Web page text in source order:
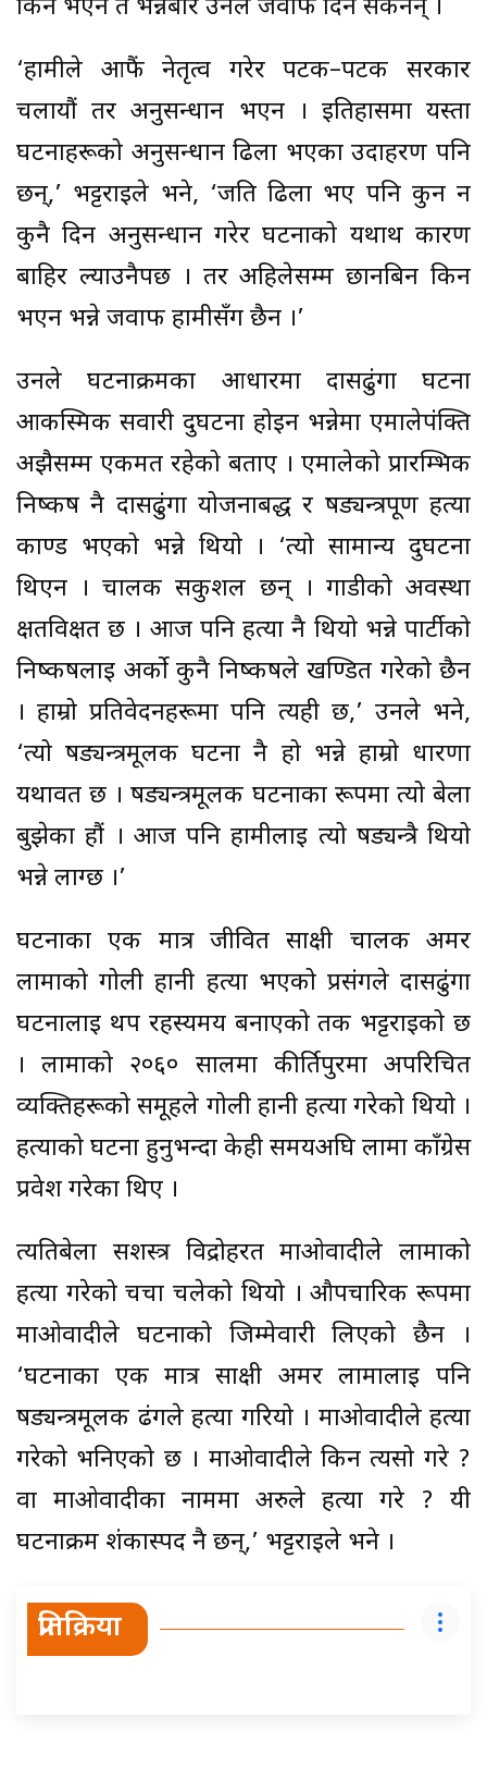
किन भएन त भन्नेबारे उनले जवाफ दिन सकेनन् ।
‘हामीले आफैं नेतृत्व गरेर पटक–पटक सरकार
चलायौं तर अनुसन्धान भएन । इतिहासमा यस्ता
घटनाहरूको अनुसन्धान ढिला भएका उदाहरण पनि
छन्,’ भट्टराईले भने, ‘जति ढिला भए पनि कुन न
कुनै दिन अनुसन्धान गरेर घटनाको यथार्थ कारण
बाहिर ल्याउनैपर्छ । तर अहिलेसम्म छानबिन किन
भएन भन्ने जवाफ हामीसँग छैन ।’
उनले घटनाक्रमका आधारमा दासढुंगा घटना
आकस्मिक सवारी दुर्घटना होइन भन्नेमा एमालेपंक्ति
अझैसम्म एकमत रहेको बताए । एमालेको प्रारम्भिक
निष्कर्ष नै दासढुंगा योजनाबद्ध र षड्यन्त्रपूर्ण हत्या
काण्ड भएको भन्ने थियो । ‘त्यो सामान्य दुर्घटना
थिएन । चालक सकुशल छन् । गाडीको अवस्था
क्षतविक्षत छ । आज पनि हत्या नै थियो भन्ने पार्टीको
निष्कर्षलाई अर्को कुनै निष्कर्षले खण्डित गरेको छैन
। हाम्रो प्रतिवेदनहरूमा पनि त्यही छ,’ उनले भने,
‘त्यो षड्यन्त्रमूलक घटना नै हो भन्ने हाम्रो धारणा
यथावत छ । षड्यन्त्रमूलक घटनाका रूपमा त्यो बेला
बुझेका हौं । आज पनि हामीलाई त्यो षड्यन्त्रै थियो
भन्ने लाग्छ ।’
घटनाका एक मात्र जीवित साक्षी चालक अमर
लामाको गोली हानी हत्या भएको प्रसंगले दासढुंगा
घटनालाई थप रहस्यमय बनाएको तर्क भट्टराईको छ
। लामाको २०६० सालमा कीर्तिपुरमा अपरिचित
व्यक्तिहरूको समूहले गोली हानी हत्या गरेको थियो ।
हत्याको घटना हुनुभन्दा केही समयअघि लामा काँग्रेस
प्रवेश गरेका थिए ।
त्यतिबेला सशस्त्र विद्रोहरत माओवादीले लामाको
हत्या गरेको चर्चा चलेको थियो । औपचारिक रूपमा
माओवादीले घटनाको जिम्मेवारी लिएको छैन ।
‘घटनाका एक मात्र साक्षी अमर लामालाई पनि
षड्यन्त्रमूलक ढंगले हत्या गरियो । माओवादीले हत्या
गरेको भनिएको छ । माओवादीले किन त्यसो गरे ?
वा माओवादीका नाममा अरुले हत्या गरे ? यी
घटनाक्रम शंकास्पद नै छन्,’ भट्टराईले भने ।
प्रतिक्रिया